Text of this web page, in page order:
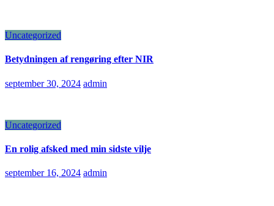
Uncategorized
Betydningen af rengøring efter NIR
september 30, 2024 admin
Uncategorized
En rolig afsked med min sidste vilje
september 16, 2024 admin